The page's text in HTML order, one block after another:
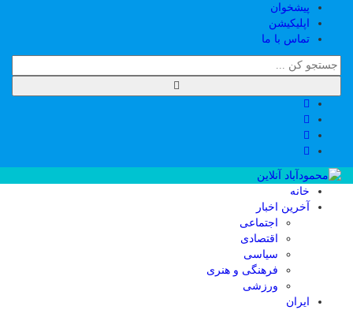
پیشخوان
اپلیکیشن
تماس با ما
خانه
آخرین اخبار
اجتماعی
اقتصادی
سیاسی
فرهنگی و هنری
ورزشی
ایران